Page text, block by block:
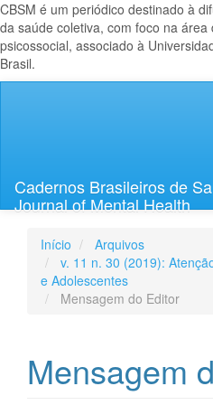
CBSM é um periódico destinado à
da saúde coletiva, com foco na
psicossocial, associado à
Brasil.
Lateral
Cadernos Brasileiros de
Journal of Mental Health
Início
Arquivos
v. 11 n. 30 (2019):
e Adolescentes
Mensagem do Editor
Mensagem